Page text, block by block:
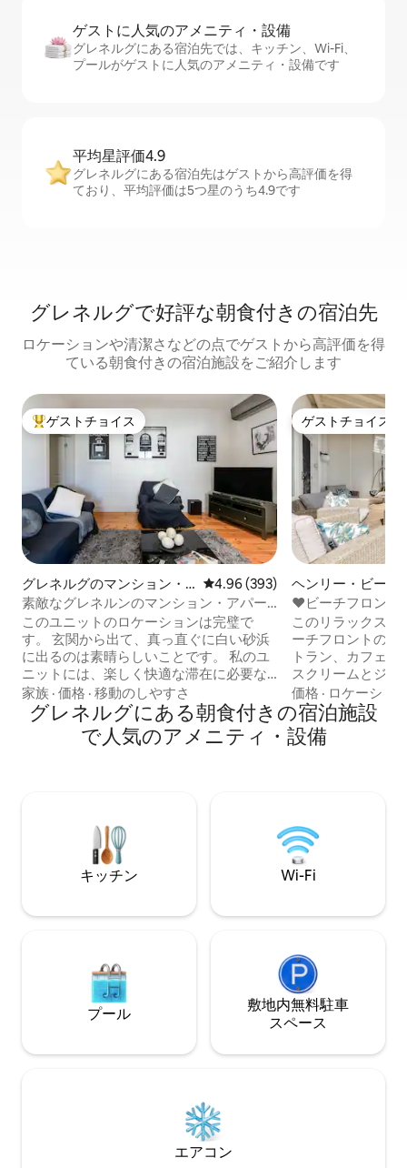
ゲストに人⁠気⁠のア⁠メ⁠ニ⁠テ⁠ィ・設⁠備
グレネルグにある宿泊先では、キッチン、Wi-Fi、
プールがゲストに人気のアメニティ・設備です
平均星評価4.9
グレネルグにある宿泊先はゲストから高評価を得
ており、平均評価は5つ星のうち4.9です
グレネルグで好評な朝食付きの宿泊先
ロケーションや清潔さなどの点でゲストから高評価を得
ている朝食付きの宿泊施設をご紹介します
大好評のゲストチョイスです。
ゲストチョイス
グレネルグのマンション・
アパート
レビュー393件、5つ星中4.96つ
4.96 (393)
素敵なグレネルンのマンション・アパー
トから素晴らしいビーチを探索しよう
このユニットのロケーションは完璧で
す。 玄関から出て、真っ直ぐに白い砂浜
に出るのは素晴らしいことです。 私のユ
ニットには、楽しく快適な滞在に必要な
モダンな設備がすべて揃っています。 ご
質問や問題がございましたら、24時間
365日対応しております。 小さなお子様
用のアメニティをご用意できますので、
のNetflixが備わっています。 このユニッ
トはケントストリートの両方の入り口か
らアクセスできます。 騒音レベルには十
分に気をお配りください。 ご質問や問題
たします。 アパートはビーチで有名なグ
もあります。 桟橋までは徒歩8分です。
グレネルグの路面電車はアデレードCBD
に直通しています。 グレネルグには公共
交通機関がたくさんあります。 グレネル
ことができます。 ユニットから徒歩8分
の端にあるモーゼリーストリートの停留
所から出発します。 アデレードCBDまで
約11.5km、空港までわずか9kmです。 グ
レネルグは有名なビーチで知られていま
家族 · 価格 · 移動のしやすさ
ゲストチョイス
ゲストチョイス
ヘンリー・ビーチ
ョン・アパート
❤️ビーチフロン
✅Netflix、✅カフ
このリラックスし
ーチフロントの宝
トラン、カフェ
スクリームとジェ
リースクエアと桟
m）です！ 含ま
桟橋の眺め - 高い
の整った台所 - 海
む） 安全なガレ
ンロの上で淹れる
価格 · ロケーショ
グレネルグにある朝食付きの宿泊施設
で人気のアメニティ・設備
キッチン Wi-Fi
プール
敷地内無料駐⁠車
ス⁠ペ⁠ー⁠ス
エアコン